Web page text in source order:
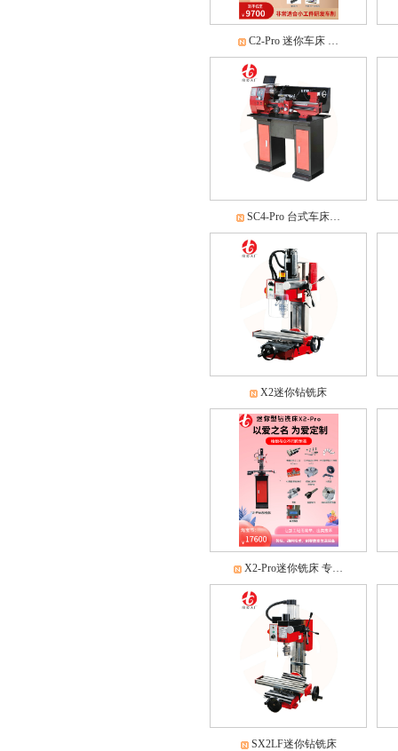
C2-Pro 迷你车床 …
SC4-Pro 台式车床…
X2迷你钻铣床
X2-Pro迷你铣床 专…
SX2LF迷你钻铣床